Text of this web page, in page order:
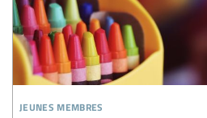
jeunes membres